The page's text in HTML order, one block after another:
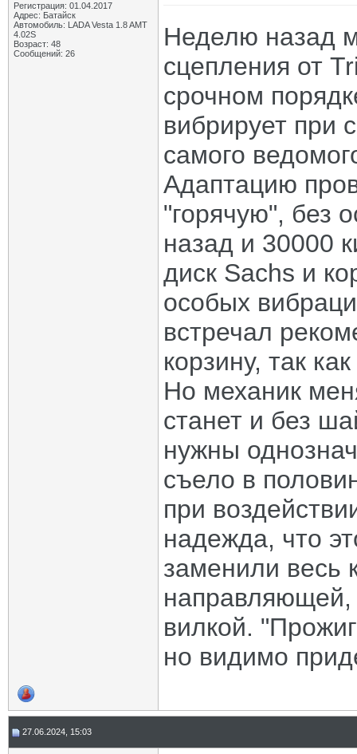
Регистрация: 01.04.2017
Адрес: Батайск
Автомобиль: LADA Vesta 1.8 AMT
4.02S
Возраст: 48
Сообщений: 26
Неделю назад
сцепления от
срочном
вибрирует при
самого
Адаптацию
"горячую", без
назад и 30000
диск Sachs и
особых
встречал
корзину, так
Но механик
станет и без
нужны
съело в
при
надежда, что
заменили весь
вилкой.
но видимо
27.06.2024, 15:03